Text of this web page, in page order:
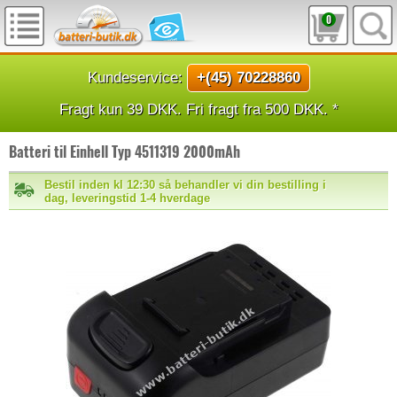
0
Kundeservice:
+(45) 70228860
Fragt kun 39 DKK. Fri fragt fra 500 DKK. *
Batteri til Einhell Typ 4511319 2000mAh
Bestil inden kl 12:30 så behandler vi din bestilling i
dag, leveringstid 1-4 hverdage